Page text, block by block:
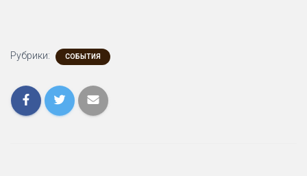
Рубрики: СОБЫТИЯ